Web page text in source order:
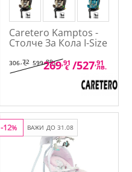
Caretero Kamptos -
Столче За Кола I-Size
306,72
€ 599,89лв.
269,91
€ /527,91
лв.
ВАЖИ ДО 31.08
-12%